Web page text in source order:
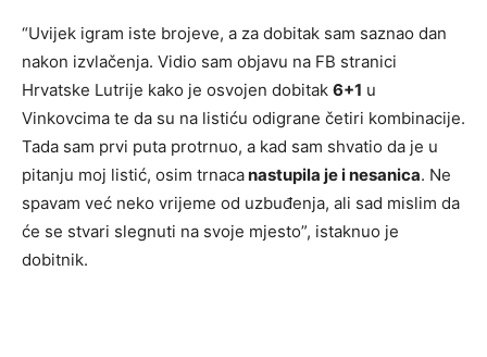
“Uvijek igram iste brojeve, a za dobitak sam saznao dan
nakon izvlačenja. Vidio sam objavu na FB stranici
Hrvatske Lutrije kako je osvojen dobitak 6+1 u
Vinkovcima te da su na listiću odigrane četiri kombinacije.
Tada sam prvi puta protrnuo, a kad sam shvatio da je u
pitanju moj listić, osim trnacanastupila je i nesanica. Ne
spavam već neko vrijeme od uzbuđenja, ali sad mislim da
će se stvari slegnuti na svoje mjesto”, istaknuo je
dobitnik.